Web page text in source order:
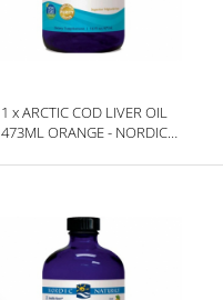
1 x ARCTIC COD LIVER OIL
473ML ORANGE - NORDIC